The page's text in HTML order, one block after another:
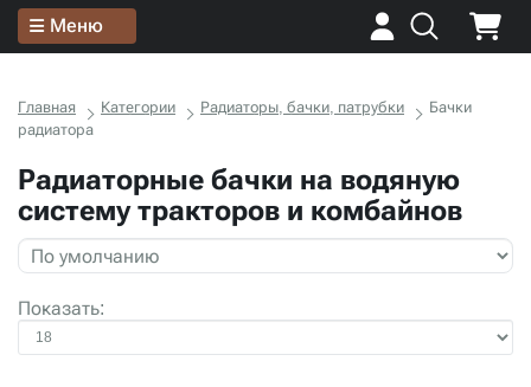
Меню
Главная Категории Радиаторы, бачки, патрубки
Бачки
радиатора
Радиаторные бачки на водяную
систему тракторов и комбайнов
Показать: